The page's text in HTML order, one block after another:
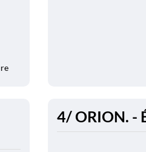
4/ ORION. -